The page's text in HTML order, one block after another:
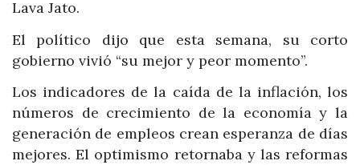
Lava Jato.
El político dijo que esta semana, su corto
gobierno vivió “su mejor y peor momento”.
Los indicadores de la caída de la inflación, los
números de crecimiento de la economía y la
generación de empleos crean esperanza de días
mejores. El optimismo retornaba y las reformas